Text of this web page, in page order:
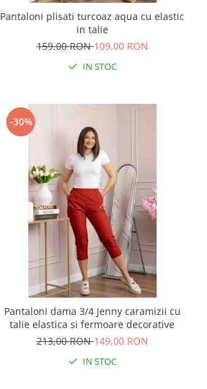
Pantaloni plisati turcoaz aqua cu elastic
in talie
159,00 RON109,00 RON
IN STOC
-30%
Pantaloni dama 3/4 Jenny caramizii cu
talie elastica si fermoare decorative
213,00 RON149,00 RON
IN STOC